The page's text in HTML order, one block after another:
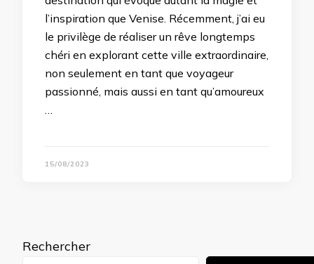
l’inspiration que Venise. Récemment, j’ai eu
le privilège de réaliser un rêve longtemps
chéri en explorant cette ville extraordinaire,
non seulement en tant que voyageur
passionné, mais aussi en tant qu’amoureux
…
15/08/2023
Rechercher